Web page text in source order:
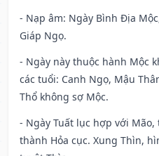
- Nạp âm: Ngày Bình Địa
Giáp Ngọ.
- Ngày này thuộc hành Mộc
các tuổi: Canh Ngọ, Mậu
Thổ không sợ Mộc.
- Ngày Tuất lục hợp với
thành Hỏa cục. Xung Thìn,